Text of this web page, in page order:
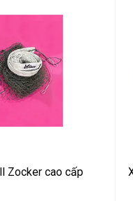
Zocker cao cấp